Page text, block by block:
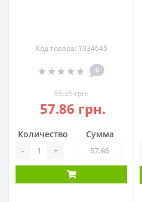
Код товара: 1034645
0
65.25 грн.
57.86 грн.
Количество
- +
Сумма